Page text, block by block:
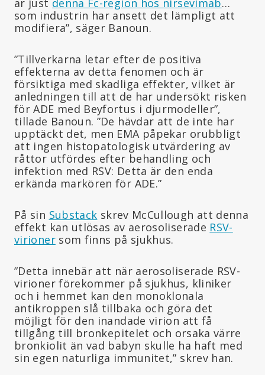
som industrin har ansett det lämpligt att
modifiera”, säger Banoun.
”Tillverkarna letar efter de positiva
effekterna av detta fenomen och är
försiktiga med skadliga effekter, vilket är
anledningen till att de har undersökt risken
för ADE med Beyfortus i djurmodeller”,
tillade Banoun. ”De hävdar att de inte har
upptäckt det, men EMA påpekar orubbligt
att ingen histopatologisk utvärdering av
råttor utfördes efter behandling och
infektion med RSV: Detta är den enda
erkända markören för ADE.”
På sin Substack skrev McCullough att denna
effekt kan utlösas av aerosoliserade RSV-
virionersom finns på sjukhus.
”Detta innebär att när aerosoliserade RSV-
virioner förekommer på sjukhus, kliniker
och i hemmet kan den monoklonala
antikroppen slå tillbaka och göra det
möjligt för den inandade virion att få
tillgång till bronkepitelet och orsaka värre
bronkiolit än vad babyn skulle ha haft med
sin egen naturliga immunitet,” skrev han.